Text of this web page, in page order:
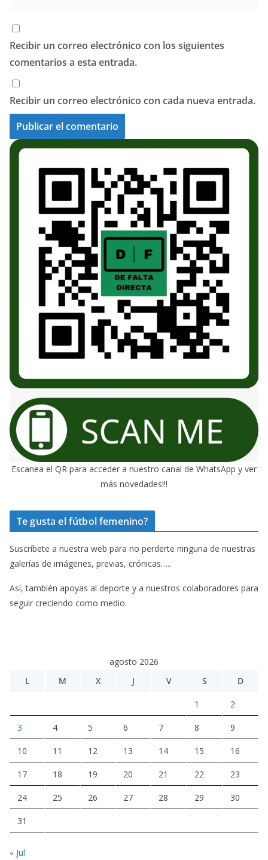
Recibir un correo electrónico con los siguientes
comentarios a esta entrada.
Recibir un correo electrónico con cada nueva entrada.
Escanea el QR para acceder a nuestro canal de WhatsApp y ver
más novedades!!!
Te gusta el fútbol femenino?
Suscríbete a nuestra web para no perderte ninguna de nuestras
galerías de imágenes, previas, crónicas…..
Así, también apoyas al deporte y a nuestros colaboradores para
seguir creciendo como medio.
agosto 2026
L
M X J V S D
1 2
3 4 5 6 7 8 9
10 11 12 13 14 15 16
17 18 19 20 21 22 23
24 25 26 27 28 29 30
31
« Jul